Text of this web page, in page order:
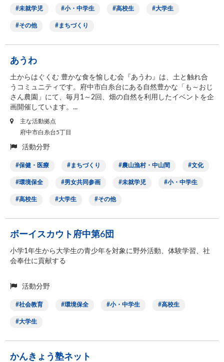
未就学児 小・中学生 高校生 大学生
その他 まちづくり
あうわ
土からはぐくむ 豊かな食を愉しむ会『あうわ』は、土と触れ合
うコミュニティです。府中市白糸台にある自然豊かな「も～おじ
さん農園」にて、毎月1～2回、畑の自然を利用したイベントを企
画開催しています。...
主な活動拠点
府中市白糸台5丁目
活動分野
保健・医療 まちづくり 農山漁村・中山間 文化
環境保全 男女共同参画 未就学児 小・中学生
高校生 大学生 その他
ボーイスカウト府中第6団
小学1年生から大学生の青少年を対象に野外活動、体験学習、社
会奉仕に貢献する
活動分野
社会教育 環境保全 小・中学生 高校生
大学生
かんきょう塾ネット